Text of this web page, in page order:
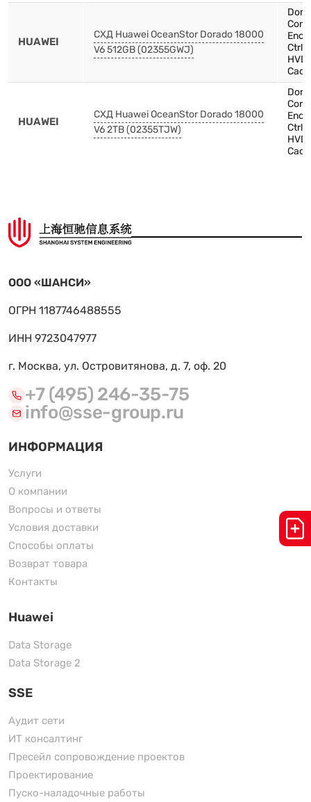
HUAWEI
СХД Huawei OceanStor Dorado 18000
V6 512GB (02355GWJ)
HUAWEI
СХД Huawei OceanStor Dorado 18000
V6 2TB (02355TJW)
ООО «ШАНСИ»
ОГРН 1187746488555
ИНН 9723047977
г. Москва, ул. Островитянова, д. 7, оф. 20
+7 (495) 246-35-75
info@sse-group.ru
ИНФОРМАЦИЯ
Услуги
О компании
Вопросы и ответы
Условия доставки
Способы оплаты
Возврат товара
Контакты
Huawei
Data Storage
Data Storage 2
SSE
Аудит сети
ИТ консалтинг
Пресейл сопровождение проектов
Проектирование
Пуско-наладочные работы